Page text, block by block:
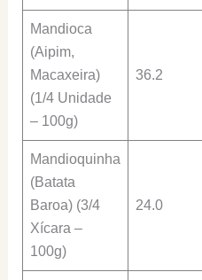
Mandioca
(Aipim,
Macaxeira)
(1/4 Unidade
– 100g)
36.2
Mandioquinha
(Batata
Baroa) (3/4
Xícara –
100g)
24.0